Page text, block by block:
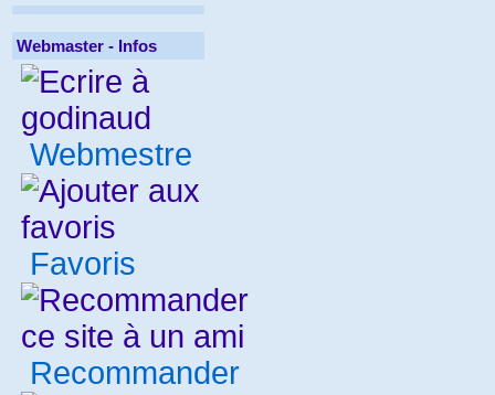
Webmaster - Infos
Webmestre
Favoris
Recommander